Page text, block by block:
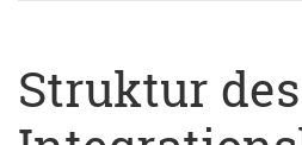
Struktur des